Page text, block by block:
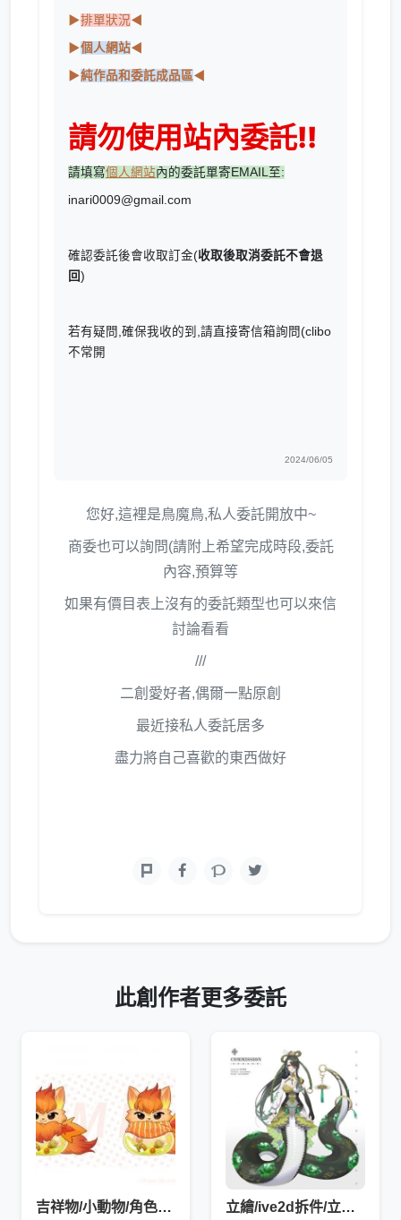
▶排單狀況◀
▶個人網站◀
▶純作品和委託成品區◀
請勿使用站內委託!!
請填寫個人網站內的委託單寄EMAIL至:
inari0009@gmail.com
確認委託後會收取訂金(收取後取消委託不會退
回 )
若有疑問,確保我收的到,請直接寄信箱詢問(clibo
不常開
2024/06/05
您好,這裡是鳥魔鳥,私人委託開放中~
商委也可以詢問(請附上希望完成時段,委託
內容,預算等
如果有價目表上沒有的委託類型也可以來信
討論看看
///
二創愛好者,偶爾一點原創
最近接私人委託居多
盡力將自己喜歡的東西做好
此創作者更多委託
吉祥物/小動物/角色設計 立繪/ive2d拆件/立繪設計/人物設計